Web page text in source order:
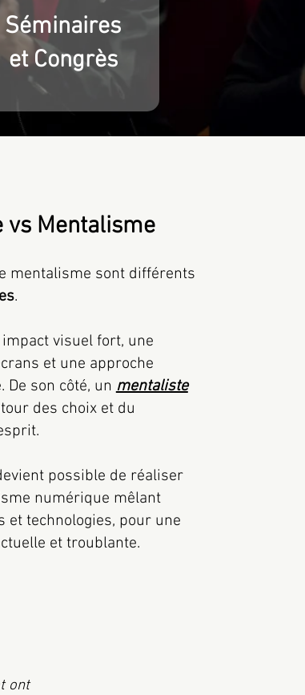
Séminaires
et Congrès
vs Mentalisme
mentalisme sont différents
.
visuel fort, une
et une approche
De son côté, unmentaliste
des choix et du
possible de réaliser
numérique mêlant
et technologies, pour une
et troublante.
ont